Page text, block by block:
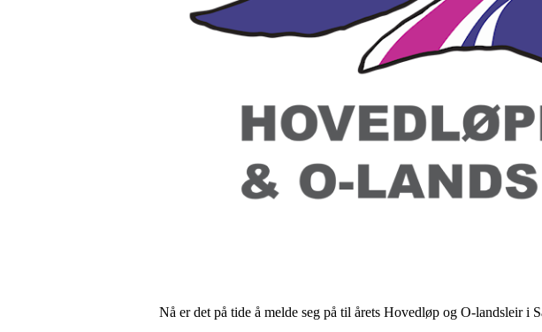
Nå er det på tide å melde seg på til årets Hovedløp og O-landsleir i